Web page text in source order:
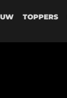
TOPPERS